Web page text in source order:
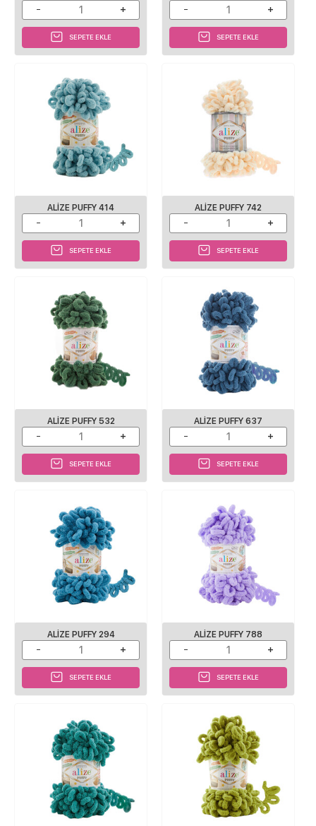
SEPETE EKLE SEPETE EKLE
ALIZE PUFFY 414
SEPETE EKLE
ALIZE PUFFY 742
SEPETE EKLE
ALIZE PUFFY 532
SEPETE EKLE
ALIZE PUFFY 637
SEPETE EKLE
ALIZE PUFFY 294
SEPETE EKLE
ALIZE PUFFY 788
SEPETE EKLE